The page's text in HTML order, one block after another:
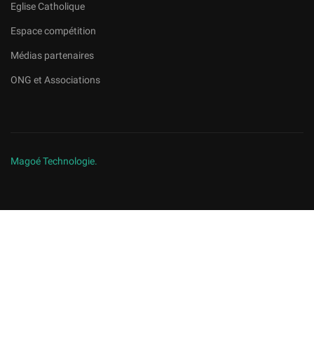
Eglise Catholique
Espace compétition
Médias partenaires
ONG et Associations
Magoé Technologie.